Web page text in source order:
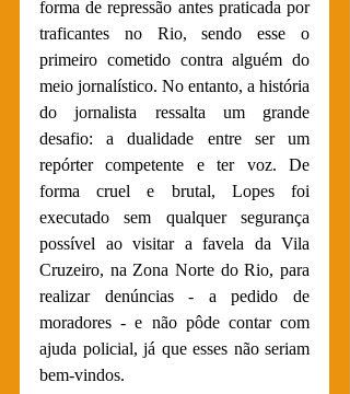
forma de repressão antes praticada por
traficantes no Rio, sendo esse o
primeiro cometido contra alguém do
meio jornalístico. No entanto, a história
do jornalista ressalta um grande
desafio: a dualidade entre ser um
repórter competente e ter voz. De
forma cruel e brutal, Lopes foi
executado sem qualquer segurança
possível ao visitar a favela da Vila
Cruzeiro, na Zona Norte do Rio, para
realizar denúncias - a pedido de
moradores - e não pôde contar com
ajuda policial, já que esses não seriam
bem-vindos.